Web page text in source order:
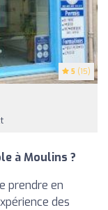
5 (15)
à Moulins ?
prendre en
des